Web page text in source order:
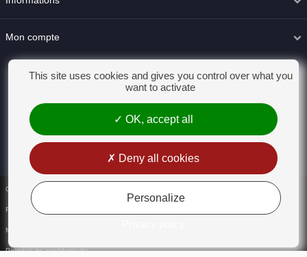
Mon compte
Conditions générales de vente
Rétractation
Mentions légales
Politique de confidentialité
This site uses cookies and gives you control over what you
want to activate
OK, accept all
Deny all cookies
Personalize